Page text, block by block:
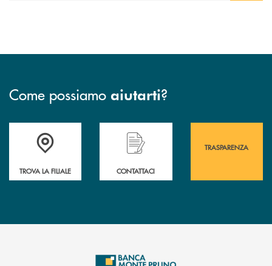
Come possiamo aiutarti?
Accedi all' elenco completo&nbsp; delle&nbsp; filiali&nbsp; di Banca
TROVA LA FILIALE
Hai bisogno di assistenza immediata?
CONTATTACI
TRASPARENZA